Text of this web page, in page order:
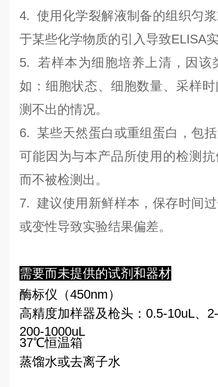
4. 使用化学裂解液制备的组织匀
于某些化学物质的引入导致ELISA
5. 若样本为细胞培养上清，因该
如：细胞状态、细胞数量、采样
测不出的情况。
6. 某些天然蛋白或重组蛋白，包
可能因为与本产品所使用的检测
而不被检测出。
7. 建议使用新鲜样本，保存时间
或变性导致实验结果偏差。
需要而未提供的试剂和器材
酶标仪（450nm）
高精度加样器及枪头：0.5-10uL、
200-1000uL
37℃恒温箱
蒸馏水或去离子水